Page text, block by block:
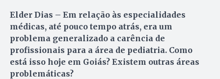
Elder Dias – Em relação às especialidades
médicas, até pouco tempo atrás, era um
problema generalizado a carência de
profissionais para a área de pediatria. Como
está isso hoje em Goiás? Existem outras áreas
problemáticas?